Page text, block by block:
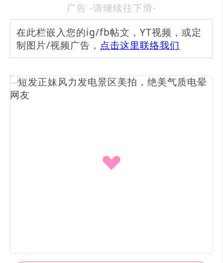
广告 -请继续往下滑-
在此栏嵌入您的ig/fb帖文，YT视频，或定
制图片/视频广告， 点击这里联络我们